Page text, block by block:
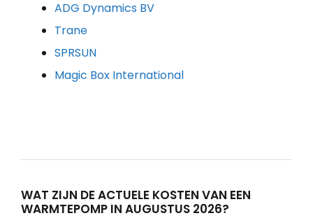
ADG Dynamics BV
Trane
SPRSUN
Magic Box International
WAT ZIJN DE ACTUELE KOSTEN VAN EEN
WARMTEPOMP IN AUGUSTUS 2026?